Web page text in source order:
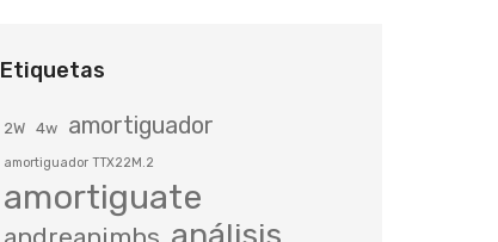
Etiquetas
2W 4w amortiguador
amortiguador TTX22M.2
amortiguate